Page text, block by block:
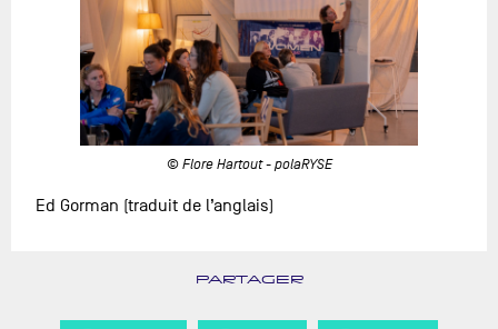
© Flore Hartout - polaRYSE
Ed Gorman (traduit de l’anglais)
PARTAGER